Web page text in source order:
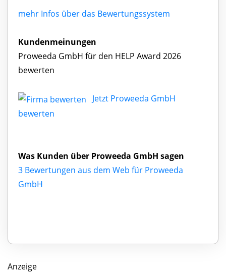
mehr Infos über das Bewertungssystem
Kundenmeinungen
Proweeda GmbH für den HELP Award 2026
bewerten
Jetzt Proweeda GmbH
bewerten
Was Kunden über Proweeda GmbH sagen
3 Bewertungen aus dem Web für Proweeda
GmbH
Anzeige